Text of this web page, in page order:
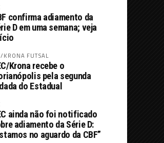
confirma adiamento da
D em uma semana; veja
KRONA FUTSAL
Krona recebe o
pela segunda
do Estadual
ainda não foi notificado
adiamento da Série D:
no aguardo da CBF”